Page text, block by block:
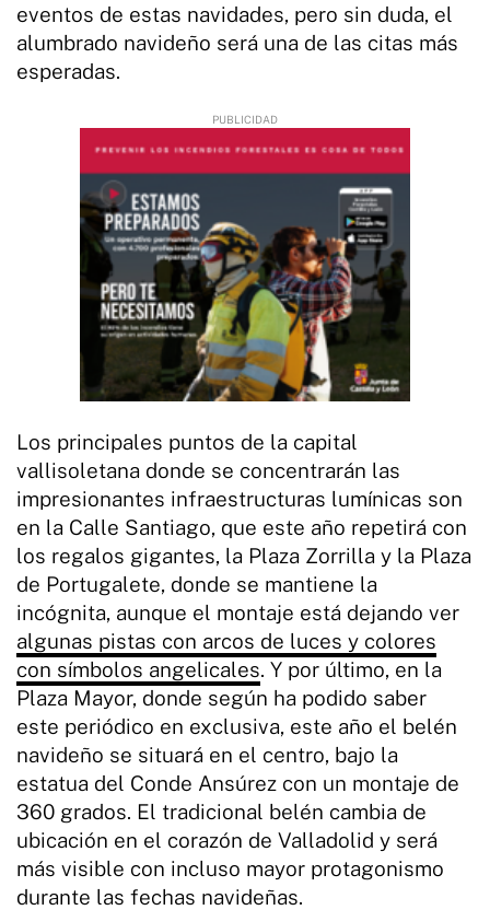
eventos de estas navidades, pero sin duda, el
alumbrado navideño será una de las citas más
esperadas.
Los principales puntos de la capital
vallisoletana donde se concentrarán las
impresionantes infraestructuras lumínicas son
en la Calle Santiago, que este año repetirá con
los regalos gigantes, la Plaza Zorrilla y la Plaza
de Portugalete, donde se mantiene la
incógnita, aunque el montaje está dejando ver
algunas pistas con arcos de luces y colores
con símbolos angelicales. Y por último, en la
Plaza Mayor, donde según ha podido saber
este periódico en exclusiva, este año el belén
navideño se situará en el centro, bajo la
estatua del Conde Ansúrez con un montaje de
360 grados. El tradicional belén cambia de
ubicación en el corazón de Valladolid y será
más visible con incluso mayor protagonismo
durante las fechas navideñas.